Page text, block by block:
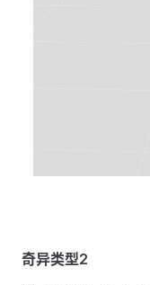
奇异类型2